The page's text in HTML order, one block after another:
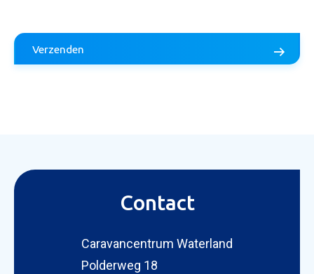
Aanvraag inruilvoorstel
Verzenden
Contact
Caravancentrum Waterland
Polderweg 18